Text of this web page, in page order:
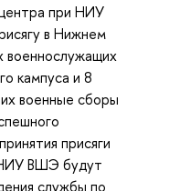
при НИУ
в Нижнем
кампуса и 8
военные сборы
присяги
ВШЭ будут
службы по